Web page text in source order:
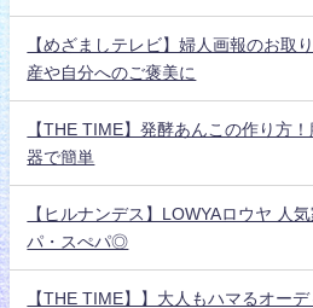
【めざましテレビ】婦人画報のお取
産や自分へのご褒美に
【THE TIME】発酵あんこの作り方
器で簡単
【ヒルナンデス】LOWYAロウヤ 人
パ・スぺパ◎
【THE TIME】】大人もハマるオー